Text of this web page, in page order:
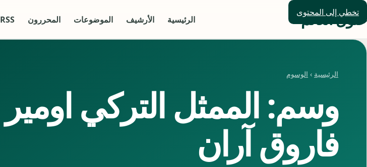
تخطي إلى المحتوى
حلول العالم الرئيسية الأرشيف الموضوعات المحررون RSS
الرئيسية › الوسوم
وسم: الممثل التركي اومير
فاروق آران